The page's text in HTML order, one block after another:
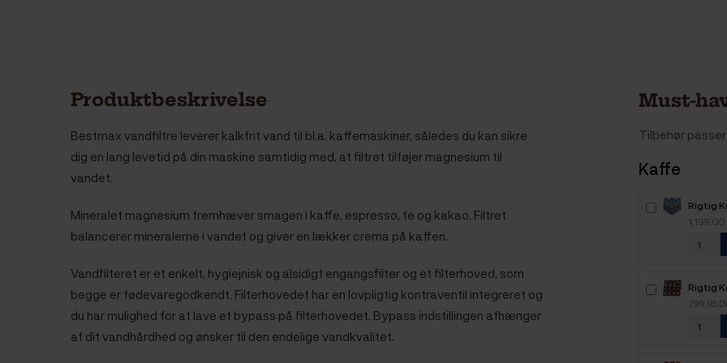
Produktbeskrivelse
Bestmax vandfiltre leverer kalkfrit vand til bl.a. kaffemaskiner, således du kan sikre
dig en lang levetid på din maskine samtidig med, at filtret tilføjer magnesium til
vandet.
Mineralet magnesium fremhæver smagen i kaffe, espresso, te og kakao. Filtret
balancerer mineralerne i vandet og giver en lækker crema på kaffen.
Vandfilteret er et enkelt, hygiejnisk og alsidigt engangsfilter og et filterhoved, som
begge er fødevaregodkendt. Filterhovedet har en lovpligtig kontraventil integreret og
du har mulighed for at lave et bypass på filterhovedet. Bypass indstillingen afhænger
af dit vandhårdhed og ønsker til den endelige vandkvalitet.
Must-
Tilbehør
Kaffe
Rigtig
6kg
1.199,00
Rigtig
799,95